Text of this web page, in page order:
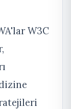
W3C